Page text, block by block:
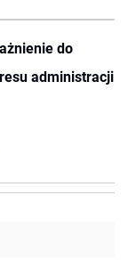
do
administracji